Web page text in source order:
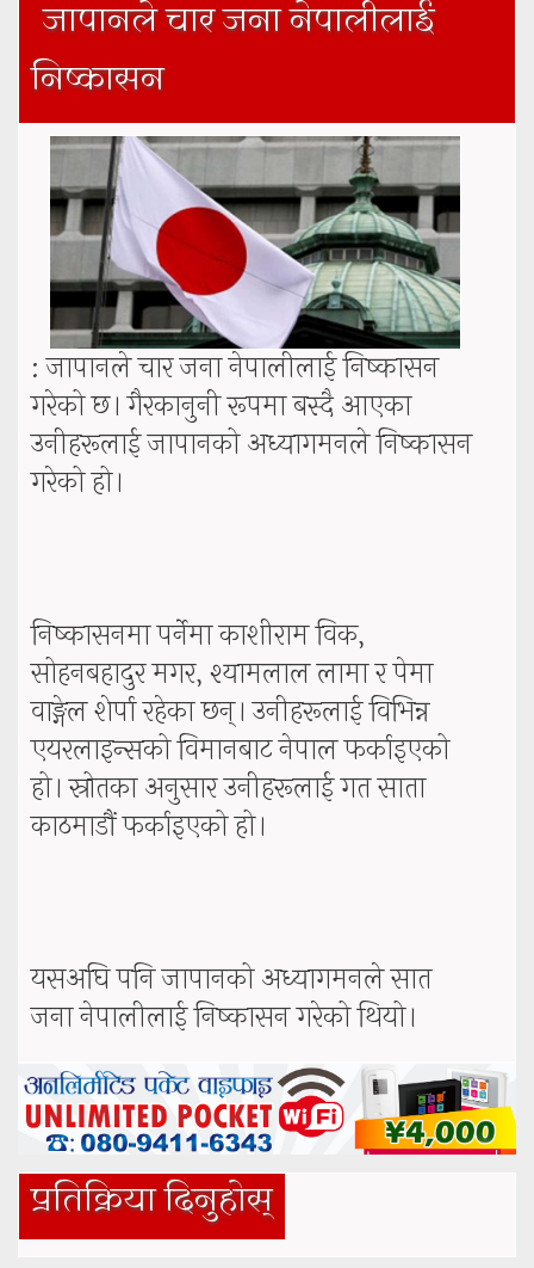
जापानले चार जना नेपालीलाई
निष्कासन
: जापानले चार जना नेपालीलाई निष्कासन
गरेको छ। गैरकानुनी रूपमा बस्दै आएका
उनीहरूलाई जापानको अध्यागमनले निष्कासन
गरेको हो।
निष्कासनमा पर्नेमा काशीराम विक,
सोहनबहादुर मगर, श्यामलाल लामा र पेमा
वाङ्गेल शेर्पा रहेका छन्। उनीहरूलाई विभिन्न
एयरलाइन्सको विमानबाट नेपाल फर्काइएको
हो। स्रोतका अनुसार उनीहरूलाई गत साता
काठमाडौं फर्काइएको हो।
यसअघि पनि जापानको अध्यागमनले सात
जना नेपालीलाई निष्कासन गरेको थियो।
प्रतिक्रिया दिनुहोस्